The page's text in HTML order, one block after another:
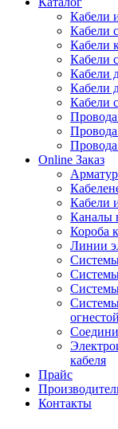
Кабели
Кабели
Кабели
Кабели
Кабели
Кабели
Кабели
Провода
Online Заказ
Кабели
Каналы
Короба
Линии
кабеля
Прайс
Контакты